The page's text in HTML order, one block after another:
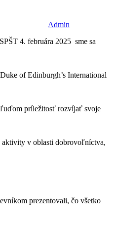
Admin
4. februára 2025 sme sa
of Edinburgh’s International
príležitosť rozvíjať svoje
aktivity v oblasti dobrovoľníctva,
prezentovali, čo všetko